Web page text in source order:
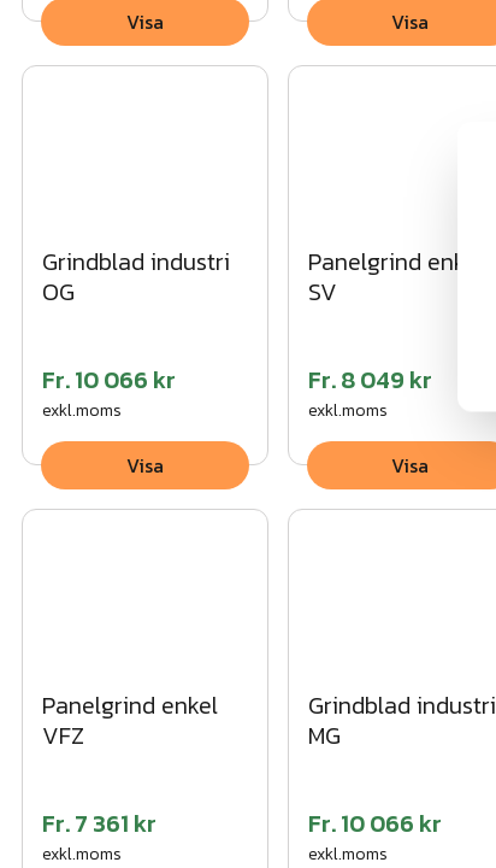
Visa Visa
Grindblad industri
OG
Fr.10 066 kr
exkl.moms
Visa
Panelgrind enkel
SV
Fr.8 049 kr
exkl.moms
Visa
Panelgrind enkel
VFZ
Fr.7 361 kr
exkl.moms
Grindblad industri
MG
Fr.10 066 kr
exkl.moms